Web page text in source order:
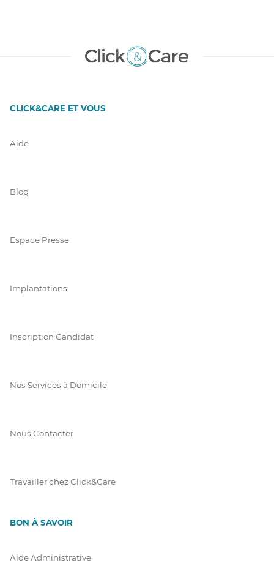
CLICK&CARE ET VOUS
Aide
Blog
Espace Presse
Implantations
Inscription Candidat
Nos Services à Domicile
Nous Contacter
Travailler chez Click&Care
BON À SAVOIR
Aide Administrative